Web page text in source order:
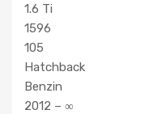
1.6 Ti
1596
105
Hatchback
Benzin
2012 – ∞